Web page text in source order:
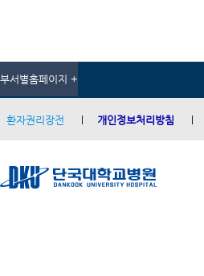
부서별홈페이지 +
환자권리장전 개인정보처리방침